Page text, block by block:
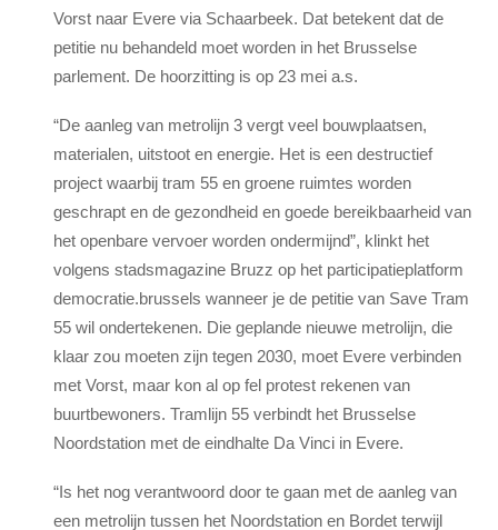
Vorst naar Evere via Schaarbeek. Dat betekent dat de
petitie nu behandeld moet worden in het Brusselse
parlement. De hoorzitting is op 23 mei a.s.
“De aanleg van metrolijn 3 vergt veel bouwplaatsen,
materialen, uitstoot en energie. Het is een destructief
project waarbij tram 55 en groene ruimtes worden
geschrapt en de gezondheid en goede bereikbaarheid van
het openbare vervoer worden ondermijnd”, klinkt het
volgens stadsmagazine Bruzz op het participatieplatform
democratie.brussels wanneer je de petitie van Save Tram
55 wil ondertekenen. Die geplande nieuwe metrolijn, die
klaar zou moeten zijn tegen 2030, moet Evere verbinden
met Vorst, maar kon al op fel protest rekenen van
buurtbewoners. Tramlijn 55 verbindt het Brusselse
Noordstation met de eindhalte Da Vinci in Evere.
“Is het nog verantwoord door te gaan met de aanleg van
een metrolijn tussen het Noordstation en Bordet terwijl